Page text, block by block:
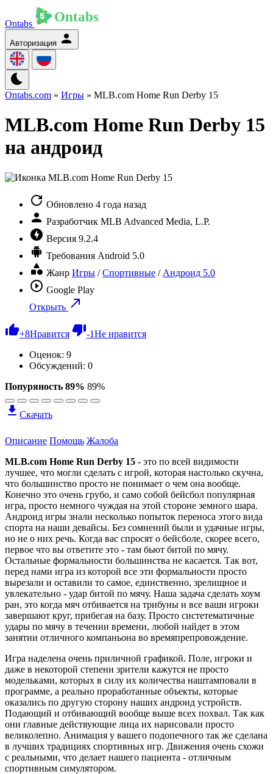
Ontabs
Авторизация
Ontabs.com » Игры » MLB.com Home Run Derby 15
MLB.com Home Run Derby 15
на андроид
Обновлено 4 года назад
Разработчик MLB Advanced Media, L.P.
Версия 9.2.4
Требования Android 5.0
Жанр Игры /Спортивные / Андроид 5.0
Google Play
Открыть
+8Нравится -1Не нравится
Оценок: 9
Обсуждений: 0
Попуряность 89% 89%
Скачать
Описание Помощь Жалоба
MLB.com Home Run Derby 15 - это по всей видимости
лучшее, что могли сделать с игрой, которая настолько скучна,
что большинство просто не понимает о чем она вообще.
Конечно это очень грубо, и само собой бейсбол популярная
игра, просто немного чуждая на этой стороне земного шара.
Андроид игры знали несколько попыток переноса этого вида
спорта на наши девайсы. Без сомнений были и удачные игры,
но не о них речь. Когда вас спросят о бейсболе, скорее всего,
первое что вы ответите это - там бьют битой по мячу.
Остальные формальности большинства не касается. Так вот,
перед нами игра из которой все эти формальности просто
вырезали и оставили то самое, единственно, зрелищное и
увлекательно - удар битой по мячу. Наша задача сделать хоум
ран, это когда мяч отбивается на трибуны и все ваши игроки
завершают круг, прибегая на базу. Просто систетематичные
удары по мячу в течении времени, любой найдет в этом
занятии отличного компаньона во времяпрепровождение.
Игра наделена очень приличной графикой. Поле, игроки и
даже в некоторой степени зрители кажутся не просто
модельками, которых в силу их количества наштамповали в
программе, а реально проработанные объекты, которые
оказались по другую сторону наших андроид устройств.
Подающий и отбивающий вообще выше всех похвал. Так как
они главные действующие лица их нарисовали просто
великолепно. Анимация у вашего подопечного так же сделана
в лучших традициях спортивных игр. Движения очень схожи
с реальными, что делает нашего пациента - отличным
спортивным симулятором.